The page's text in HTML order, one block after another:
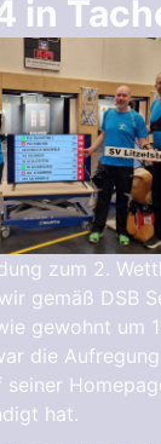
in
zum 2.
gemäß DSB
gewohnt um
die
seiner
hat.